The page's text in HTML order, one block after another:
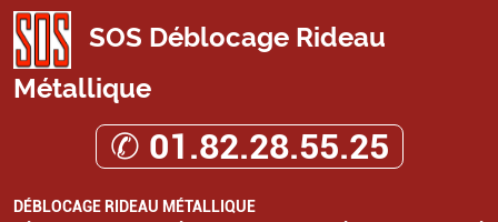
SOS Déblocage Rideau
Métallique
✆ 01.82.28.55.25
DÉBLOCAGE RIDEAU MÉTALLIQUE